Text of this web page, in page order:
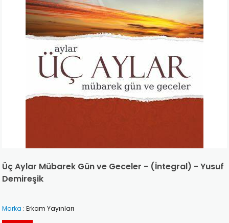
Üç Aylar Mübarek Gün ve Geceler - (İntegral) - Yusuf
Demireşik
Marka : Erkam Yayınları